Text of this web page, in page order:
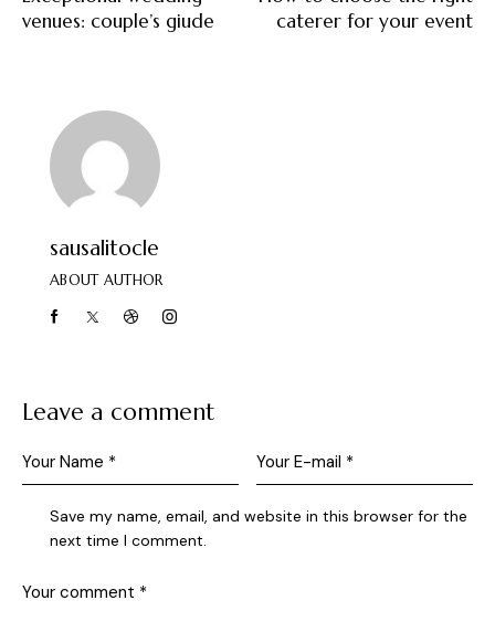
venues: couple’s giude
caterer for your event
sausalitocle
ABOUT AUTHOR
Leave a comment
Save my name, email, and website in this browser for the
next time I comment.